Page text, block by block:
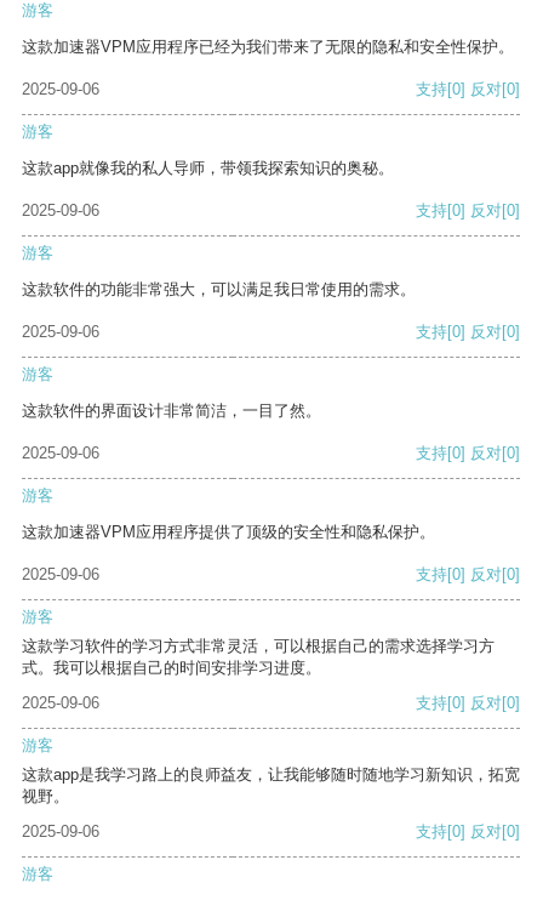
游客
这款加速器VPM应用程序已经为我们带来了无限的隐私和安全性保护。
2025-09-06 支持[0] 反对[0]
游客
这款app就像我的私人导师，带领我探索知识的奥秘。
2025-09-06 支持[0] 反对[0]
游客
这款软件的功能非常强大，可以满足我日常使用的需求。
2025-09-06 支持[0] 反对[0]
游客
这款软件的界面设计非常简洁，一目了然。
2025-09-06 支持[0] 反对[0]
游客
这款加速器VPM应用程序提供了顶级的安全性和隐私保护。
2025-09-06 支持[0] 反对[0]
游客
这款学习软件的学习方式非常灵活，可以根据自己的需求选择学习方
式。我可以根据自己的时间安排学习进度。
2025-09-06
支持[0] 反对[0]
游客
这款app是我学习路上的良师益友，让我能够随时随地学习新知识，拓宽
视野。
2025-09-06
支持[0] 反对[0]
游客